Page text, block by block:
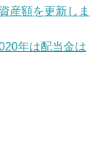
産額を更新しま
年は配当金は